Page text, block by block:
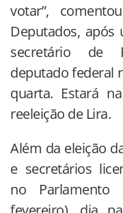
votar”,
Deputados,
secretário de
deputado federal
quarta. Estará
reeleição de Lira.
Além da eleição
e secretários
no